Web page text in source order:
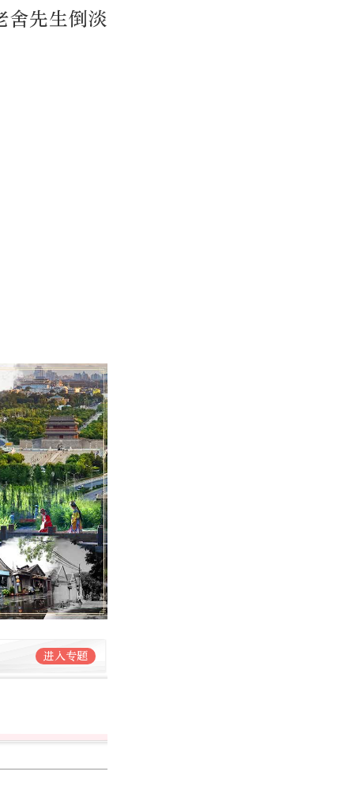
舍先生倒淡
进入专题